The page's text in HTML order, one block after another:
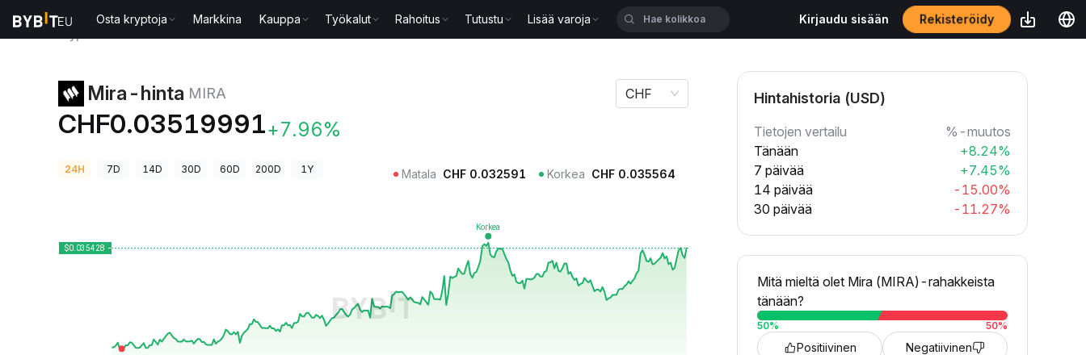
Osta kryptoja Markkina Kauppa Työkalut Rahoitus Tutustu Lisää varoja Kirjaudu sisään Rekisteröidy
Mira-hinta MIRA
CHF0.03519991+7.96%
CHF
24H 7D 14D 30D 60D 200D 1Y Matala CHF 0.032591 Korkea CHF 0.035564
Hintahistoria (USD)
Tietojen vertailu
%-muutos
Tänään
+8.24%
7 päivää
+7.45%
14 päivää
-15.00%
30 päivää
-11.27%
Mitä mieltä olet Mira (MIRA)-rahakkeista
tänään?
50% 50%
Positiivinen Negatiivinen